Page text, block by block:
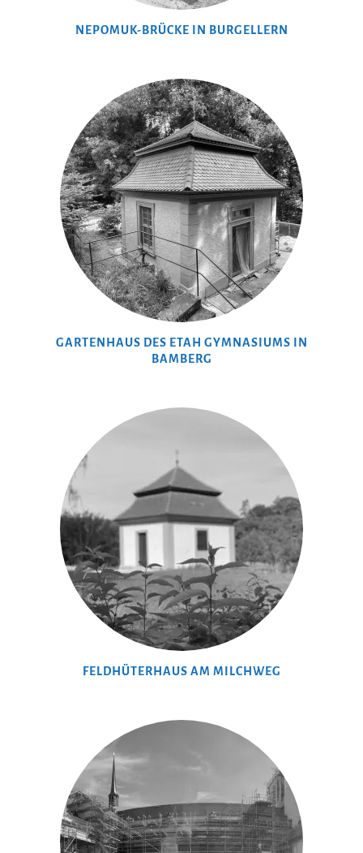
NEPOMUK-BRÜCKE IN BURGELLERN
GARTENHAUS DES ETAH GYMNASIUMS IN
BAMBERG
FELDHÜTERHAUS AM MILCHWEG